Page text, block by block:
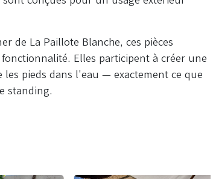
de La Paillote Blanche, ces pièces
Elles participent à créer une
pieds dans l'eau — exactement ce que
standing.